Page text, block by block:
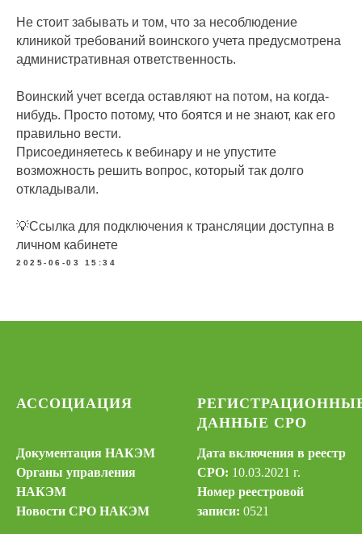
Не стоит забывать и том, что за несоблюдение
клиникой требований воинского учета предусмотрена
административная ответственность.
Воинский учет всегда оставляют на потом, на когда-
нибудь. Просто потому, что боятся и не знают, как его
правильно вести.
Присоединяетесь к вебинару и не упустите
возможность решить вопрос, который так долго
откладывали.
💡Ссылка для подключения к трансляции доступна в
личном кабинете
2025-06-03 15:34
АССОЦИАЦИЯ
Документация НАКЭМ
Органы управления
НАКЭМ
Новости СРО НАКЭМ
ДАННЫЕ СРО
Дата включения в реестр
СРО: 10.03.2021 г.
Номер реестровой
записи: 0521